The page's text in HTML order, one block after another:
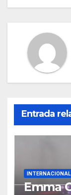
Entrada
INTERNACIONAL
Emma